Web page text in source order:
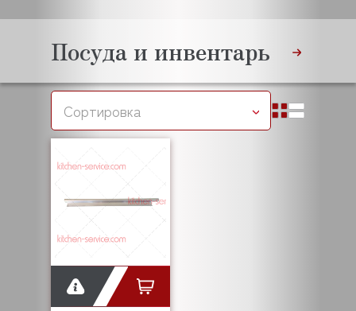
Посуда и инвентарь
Сортировка